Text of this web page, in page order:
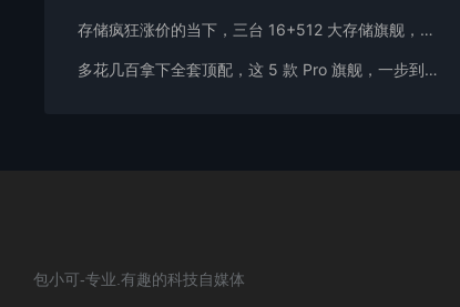
存储疯狂涨价的当下，三台 16+512 大存储旗舰，一步告别清内存内耗
多花几百拿下全套顶配，这 5 款 Pro 旗舰，一步到位用好多年
包小可-专业.有趣的科技自媒体